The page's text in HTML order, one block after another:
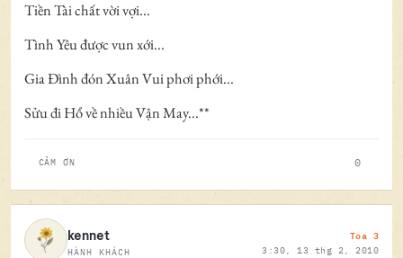
Tiền Tài chất vời vợi...
Tình Yêu được vun xới...
Gia Đình đón Xuân Vui phơi phới...
Sửu đi Hổ về nhiều Vận May...**
CẢM ƠN 0
kennet
HÀNH KHÁCH
Toa 3
3:30, 13 thg 2, 2010